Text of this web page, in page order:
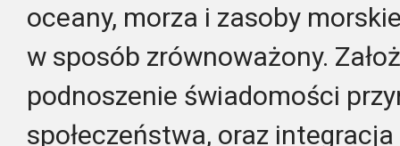
oceany, morza i zasoby
w sposób zrównoważony.
podnoszenie świadomości
społeczeństwa, oraz